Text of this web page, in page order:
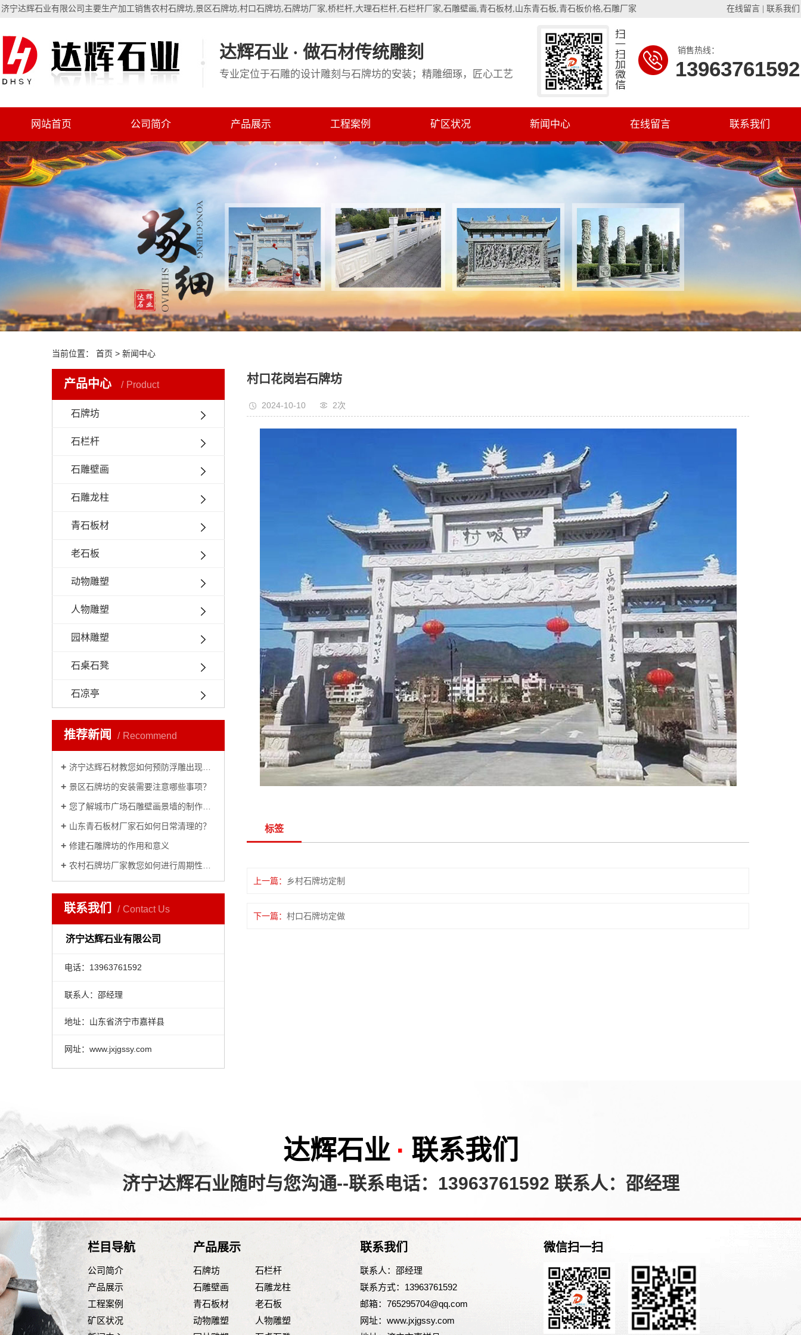
济宁达辉石业有限公司主要生产加工销售农村石牌坊,景区石牌坊,村口石牌坊,石牌坊厂家,桥栏杆,大理石栏杆,石栏杆厂家,石雕壁画,青石板材,山东青石板,青石板价格,石雕厂家 在线留言 联系我们
达辉石业 · 做石材传统雕刻
专业定位于石雕的设计雕刻与石牌坊的安装；精雕细琢，匠心工艺
销售热线：
13963761592
网站首页 公司简介 产品展示 工程案例 矿区状况 新闻中心 在线留言 联系我们
当前位置： 首页 > 新闻中心
产品中心 Product
石牌坊
石栏杆
石雕壁画
石雕龙柱
青石板材
老石板
动物雕塑
人物雕塑
园林雕塑
石桌石凳
石凉亭
推荐新闻 Recommend
济宁达辉石材教您如何预防浮雕出现脱落的情况？
景区石牌坊的安装需要注意哪些事项？
您了解城市广场石雕壁画景墙的制作意义吗？
山东青石板材厂家石如何日常清理的？
修建石雕牌坊的作用和意义
农村石牌坊厂家教您如何进行周期性维护？
联系我们 Contact Us
济宁达辉石业有限公司
电话：13963761592
联系人：邵经理
地址：山东省济宁市嘉祥县
网址：www.jxjgssy.com
村口花岗岩石牌坊
2024-10-10 2次
标签
上一篇： 乡村石牌坊定制
下一篇：村口石牌坊定做
达辉石业 · 联系我们
济宁达辉石业随时与您沟通--联系电话：13963761592 联系人：邵经理
栏目导航
公司简介
产品展示
工程案例
矿区状况
产品展示
石牌坊
石栏杆
石雕壁画
石雕龙柱
青石板材
老石板
动物雕塑
人物雕塑
联系我们
联系人：邵经理
联系方式：13963761592
邮箱：765295704@qq.com
网址：www.jxjgssy.com
微信扫一扫